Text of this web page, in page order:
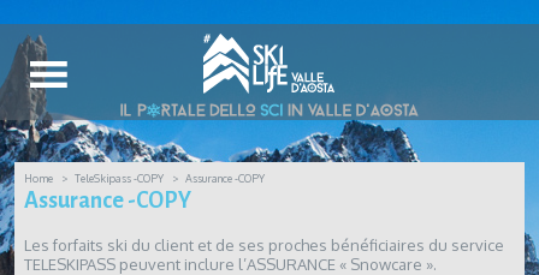
Home TeleSkipass -COPY Assurance -COPY
Assurance -COPY
Les forfaits ski du client et de ses proches bénéficiaires du service
TELESKIPASS peuvent inclure l’ASSURANCE « Snowcare ».